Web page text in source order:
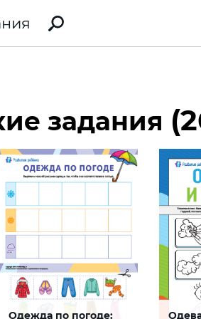
задания
Одежда по погоде: